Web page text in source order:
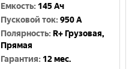
Емкость: 145 Ач
Пусковой ток:950 A
Полярность: R+ Грузовая,
Прямая
Гарантия: 12 мес.